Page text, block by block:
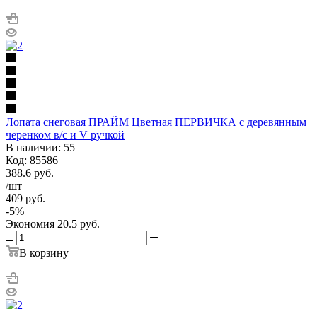
Лопата снеговая ПРАЙМ Цветная ПЕРВИЧКА с деревянным
черенком в/с и V ручкой
В наличии: 55
Код: 85586
388.6 руб.
/шт
409 руб.
-5%
Экономия 20.5 руб.
В корзину